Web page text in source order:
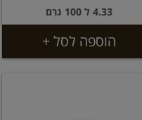
4.33 ל 100 גרם
הוספה לסל +